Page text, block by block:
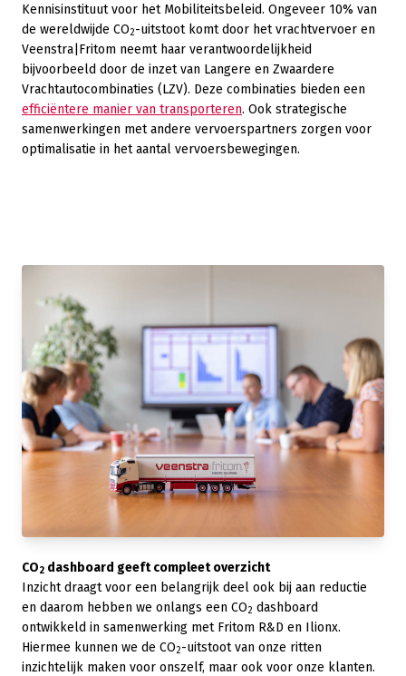
Kennisinstituut voor het Mobiliteitsbeleid. Ongeveer 10% van
de wereldwijde CO2-uitstoot komt door het vrachtvervoer en
Veenstra|Fritom neemt haar verantwoordelijkheid
bijvoorbeeld door de inzet van Langere en Zwaardere
Vrachtautocombinaties (LZV). Deze combinaties bieden een
efficiëntere manier van transporteren. Ook strategische
samenwerkingen met andere vervoerspartners zorgen voor
optimalisatie in het aantal vervoersbewegingen.
CO2 dashboard geeft compleet overzicht
Inzicht draagt voor een belangrijk deel ook bij aan reductie
en daarom hebben we onlangs een CO2 dashboard
ontwikkeld in samenwerking met Fritom R&D en Ilionx.
Hiermee kunnen we de CO2-uitstoot van onze ritten
inzichtelijk maken voor onszelf, maar ook voor onze klanten.